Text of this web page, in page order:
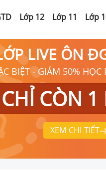
Lớp 12 Lớp 11 Lớp
LIVE ÔN
BIỆT - GIẢM 50% HỌC
CHỈ CÒN 1
XEM CHI TIẾT